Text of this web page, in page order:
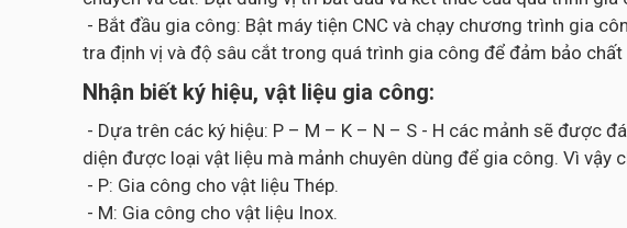
- Bắt đầu gia công: Bật máy tiện CNC và chạy chương trình gia
tra định vị và độ sâu cắt trong quá trình gia công để đảm bảo
Nhận biết ký hiệu, vật liệu gia công:
- Dựa trên các ký hiệu: P – M – K – N – S - H các mảnh sẽ được
diện được loại vật liệu mà mảnh chuyên dùng để gia công. Vì vậy
- P: Gia công cho vật liệu Thép.
- M: Gia công cho vật liệu Inox.